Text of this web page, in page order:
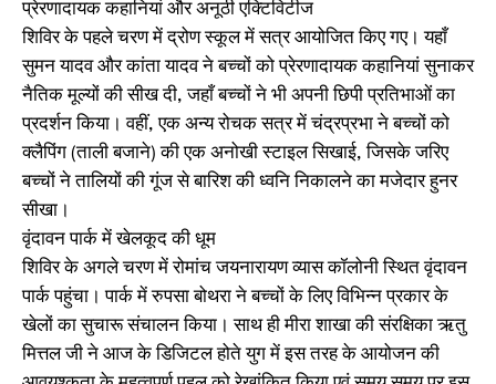
प्रेरणादायक कहानियां और अनूठी एक्टिविटीज
शिविर के पहले चरण में द्रोण स्कूल में सत्र आयोजित किए गए। यहाँ
सुमन यादव और कांता यादव ने बच्चों को प्रेरणादायक कहानियां सुनाकर
नैतिक मूल्यों की सीख दी, जहाँ बच्चों ने भी अपनी छिपी प्रतिभाओं का
प्रदर्शन किया। वहीं, एक अन्य रोचक सत्र में चंद्रप्रभा ने बच्चों को
क्लैपिंग (ताली बजाने) की एक अनोखी स्टाइल सिखाई, जिसके जरिए
बच्चों ने तालियों की गूंज से बारिश की ध्वनि निकालने का मजेदार हुनर
सीखा।
वृंदावन पार्क में खेलकूद की धूम
शिविर के अगले चरण में रोमांच जयनारायण व्यास कॉलोनी स्थित वृंदावन
पार्क पहुंचा। पार्क में रुपसा बोथरा ने बच्चों के लिए विभिन्न प्रकार के
खेलों का सुचारू संचालन किया। साथ ही मीरा शाखा की संरक्षिका ऋतु
मित्तल जी ने आज के डिजिटल होते युग में इस तरह के आयोजन की